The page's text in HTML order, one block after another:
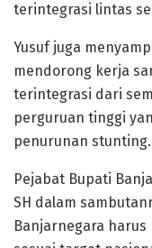
terintegrasi lintas
Yusuf juga
mendorong kerja
terintegrasi dari
perguruan tinggi
penurunan stunting.
Pejabat Bupati
SH dalam
Banjarnegara